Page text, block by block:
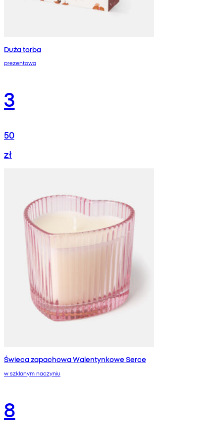
Duża torba
prezentowa
3
50
zł
Świeca zapachowa Walentynkowe Serce
w szklanym naczyniu
8